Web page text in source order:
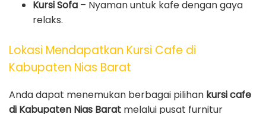
Kursi Sofa – Nyaman untuk kafe dengan gaya
relaks.
Lokasi Mendapatkan Kursi Cafe di
Kabupaten Nias Barat
Anda dapat menemukan berbagai pilihan kursi cafe
di Kabupaten Nias Barat melalui pusat furnitur